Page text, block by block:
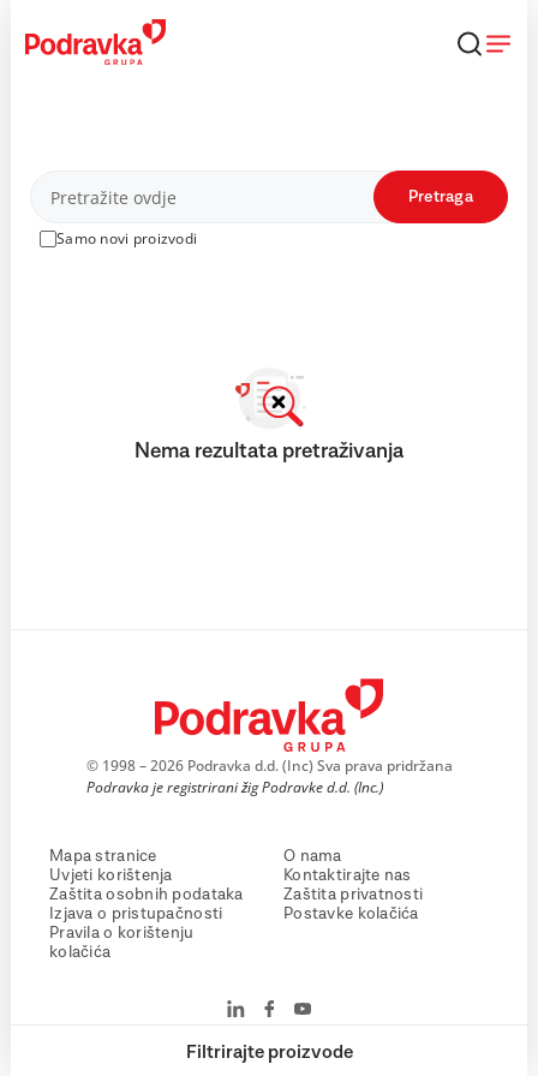
content
Proizvodi
Samo novi proizvodi
Pretraga
Filtrirajte proizvode
Nema rezultata pretraživanja
© 1998 – 2026 Podravka d.d. (Inc) Sva prava pridržana
Podravka je registrirani žig Podravke d.d. (Inc.)
Mapa stranice
Uvjeti korištenja
Zaštita osobnih podataka
Izjava o pristupačnosti
Pravila o korištenju
kolačića
O nama
Kontaktirajte nas
Zaštita privatnosti
Postavke kolačića